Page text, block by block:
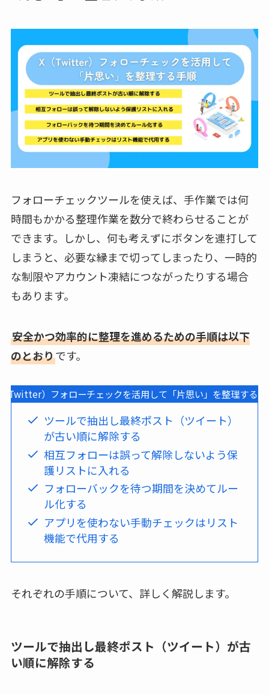
フォローチェックツールを使えば、手作業では何
時間もかかる整理作業を数分で終わらせることが
できます。しかし、何も考えずにボタンを連打して
しまうと、必要な縁まで切ってしまったり、一時的
な制限やアカウント凍結につながったりする場合
もあります。
安全かつ効率的に整理を進めるための手順は以下
のとおりです。
Twitter）フォローチェックを活用して「片思い」を整理する手
ツールで抽出し最終ポスト（ツイート）
が古い順に解除する
相互フォローは誤って解除しないよう保
護リストに入れる
フォローバックを待つ期間を決めてルー
ル化する
アプリを使わない手動チェックはリスト
機能で代用する
それぞれの手順について、詳しく解説します。
ツールで抽出し最終ポスト（ツイート）が古
い順に解除する